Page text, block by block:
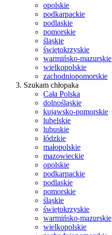
opolskie
podkarpackie
podlaskie
pomorskie
śląskie
świętokrzyskie
warmińsko-mazurskie
wielkopolskie
zachodniopomorskie
Szukam chłopaka
Cała Polska
dolnośląskie
kujawsko-pomorskie
lubelskie
lubuskie
łódzkie
małopolskie
mazowieckie
opolskie
podkarpackie
podlaskie
pomorskie
śląskie
świętokrzyskie
warmińsko-mazurskie
wielkopolskie